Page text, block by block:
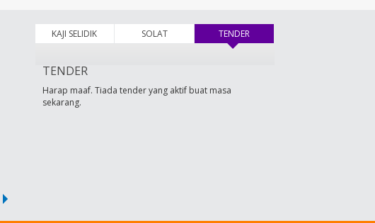
KAJI SELIDIK SOLAT TENDER(tab aktif)
TENDER
Harap maaf. Tiada tender yang aktif buat masa
sekarang.